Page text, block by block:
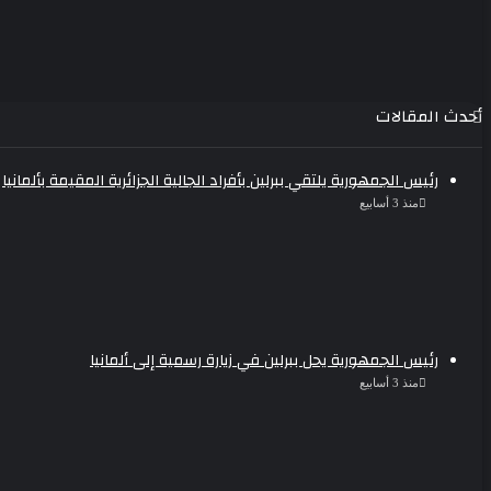
أحدث المقالات
رئيس الجمهورية يلتقي ببرلين بأفراد الجالية الجزائرية المقيمة بألمانيا
منذ 3 أسابيع
رئيس الجمهورية يحل ببرلين في زيارة رسمية إلى ألمانيا
منذ 3 أسابيع